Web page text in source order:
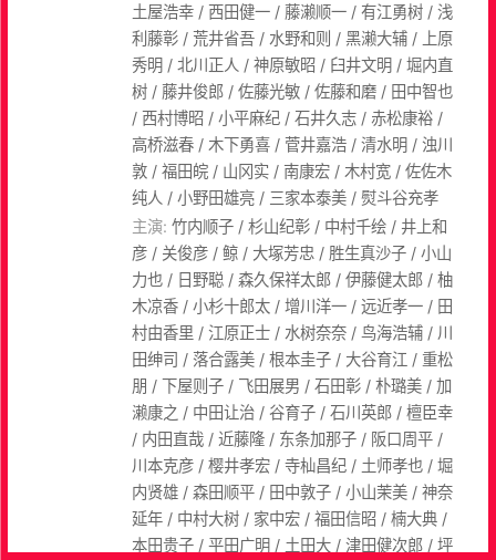
土屋浩幸 / 西田健一 / 藤濑顺一 / 有江勇树 / 浅
利藤彰 / 荒井省吾 / 水野和则 / 黑濑大辅 / 上原
秀明 / 北川正人 / 神原敏昭 / 臼井文明 / 堀内直
树 / 藤井俊郎 / 佐藤光敏 / 佐藤和磨 / 田中智也
/ 西村博昭 / 小平麻纪 / 石井久志 / 赤松康裕 /
高桥滋春 / 木下勇喜 / 菅井嘉浩 / 清水明 / 浊川
敦 / 福田皖 / 山冈实 / 南康宏 / 木村宽 / 佐佐木
纯人 / 小野田雄亮 / 三家本泰美 / 熨斗谷充孝
主演: 竹内顺子 / 杉山纪彰 / 中村千绘 / 井上和
彦 / 关俊彦 / 鲸 / 大塚芳忠 / 胜生真沙子 / 小山
力也 / 日野聪 / 森久保祥太郎 / 伊藤健太郎 / 柚
木凉香 / 小杉十郎太 / 增川洋一 / 远近孝一 / 田
村由香里 / 江原正士 / 水树奈奈 / 鸟海浩辅 / 川
田绅司 / 落合露美 / 根本圭子 / 大谷育江 / 重松
朋 / 下屋则子 / 飞田展男 / 石田彰 / 朴璐美 / 加
濑康之 / 中田让治 / 谷育子 / 石川英郎 / 檀臣幸
/ 内田直哉 / 近藤隆 / 东条加那子 / 阪口周平 /
川本克彦 / 樱井孝宏 / 寺杣昌纪 / 土师孝也 / 堀
内贤雄 / 森田顺平 / 田中敦子 / 小山茉美 / 神奈
延年 / 中村大树 / 家中宏 / 福田信昭 / 楠大典 /
本田贵子 / 平田广明 / 土田大 / 津田健次郎 / 坪